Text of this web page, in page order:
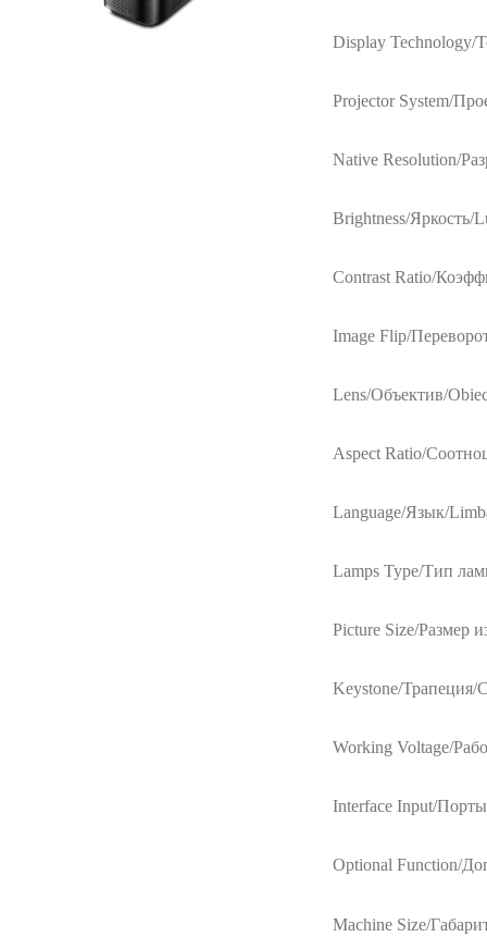
Display Technology/
Projector System/
Native Resolution/
Brightness/Яркость/
Contrast Ratio/
Image Flip/
Lens/Объектив/
Aspect Ratio/
Language/Язык/
Lamps Type/Тип
Picture Size/Размер
Keystone/Трапеция/
Working Voltage/
Interface Input/
Optional Function/
Machine Size/